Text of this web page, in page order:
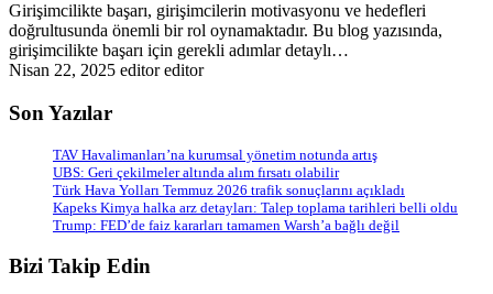
Girişimcilikte başarı, girişimcilerin motivasyonu ve hedefleri
doğrultusunda önemli bir rol oynamaktadır. Bu blog yazısında,
girişimcilikte başarı için gerekli adımlar detaylı…
Nisan 22, 2025 editor editor
Son Yazılar
TAV Havalimanları’na kurumsal yönetim notunda artış
UBS: Geri çekilmeler altında alım fırsatı olabilir
Türk Hava Yolları Temmuz 2026 trafik sonuçlarını açıkladı
Kapeks Kimya halka arz detayları: Talep toplama tarihleri belli oldu
Trump: FED’de faiz kararları tamamen Warsh’a bağlı değil
Bizi Takip Edin